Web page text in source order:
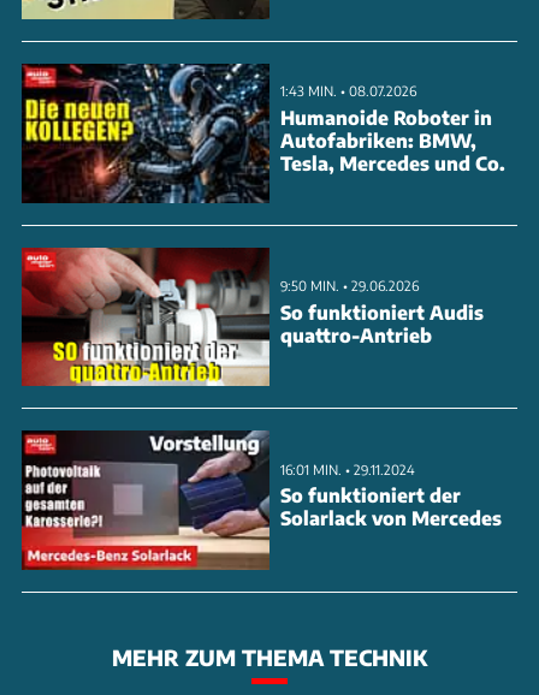
1:43 MIN. • 08.07.2026
Humanoide Roboter in
Autofabriken: BMW,
Tesla, Mercedes und Co.
9:50 MIN. • 29.06.2026
So funktioniert Audis
quattro-Antrieb
16:01 MIN. • 29.11.2024
So funktioniert der
Solarlack von Mercedes
MEHR ZUM THEMA TECHNIK